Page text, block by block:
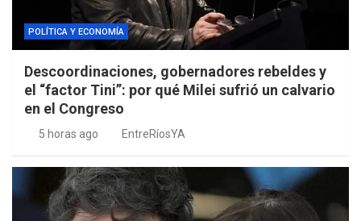
POLÍTICA Y ECONOMÍA
Descoordinaciones, gobernadores rebeldes y
el “factor Tini”: por qué Milei sufrió un calvario
en el Congreso
5 horas ago EntreRíosYA